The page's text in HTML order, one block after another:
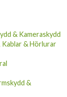
& Kameraskydd
Kablar & Hörlurar
&